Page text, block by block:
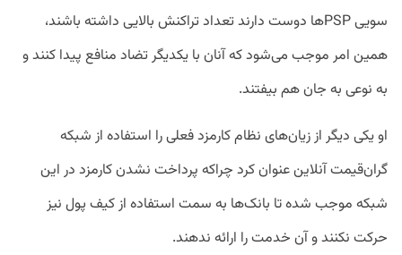
سویی PSPها دوست دارند تعداد تراکنش بالایی داشته باشند،
همین امر موجب می‌شود که آنان با یکدیگر تضاد منافع پیدا کنند و
به نوعی به جان هم بیفتند.
او یکی دیگر از زیان‌های نظام کارمزد فعلی را استفاده از شبکه
گران‌قیمت آنلاین عنوان کرد چراکه پرداخت نشدن کارمزد در این
شبکه موجب شده تا بانک‌ها به سمت استفاده از کیف پول نیز
حرکت نکنند و آن خدمت را ارائه ندهند.